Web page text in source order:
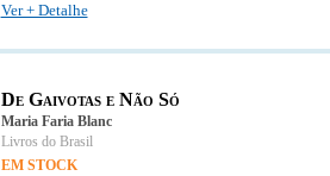
Ver + Detalhe
De Gaivotas e Não Só
Maria Faria Blanc
Livros do Brasil
EM STOCK